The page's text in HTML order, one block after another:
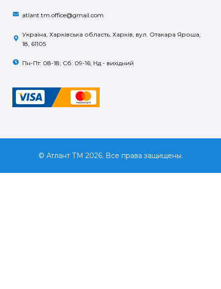
atlant.tm.office@gmail.com
Україна, Харківська область, Харків, вул. Отакара Яроша,
18, 61105
Пн-Пт: 08-18; Сб: 09-16; Нд - вихідний
© Атлант ТМ 2026. Все права защищены.